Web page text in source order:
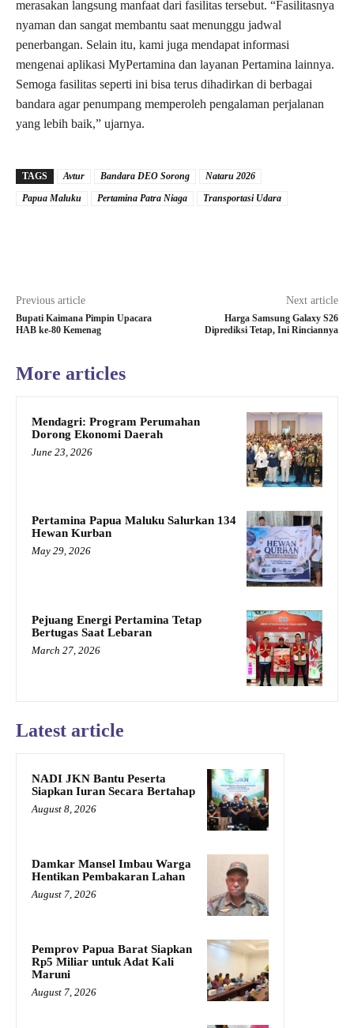
merasakan langsung manfaat dari fasilitas tersebut. “Fasilitasnya
nyaman dan sangat membantu saat menunggu jadwal
penerbangan. Selain itu, kami juga mendapat informasi
mengenai aplikasi MyPertamina dan layanan Pertamina lainnya.
Semoga fasilitas seperti ini bisa terus dihadirkan di berbagai
bandara agar penumpang memperoleh pengalaman perjalanan
yang lebih baik,” ujarnya.
TAGS Avtur Bandara DEO Sorong
Nataru 2026
Papua Maluku
Pertamina Patra Niaga Transportasi Udara
Previous article
Bupati Kaimana Pimpin Upacara
HAB ke-80 Kemenag
Next article
Harga Samsung Galaxy S26
Diprediksi Tetap, Ini Rinciannya
More articles
Mendagri: Program Perumahan
Dorong Ekonomi Daerah
June 23, 2026
Pertamina Papua Maluku Salurkan 134
Hewan Kurban
May 29, 2026
Pejuang Energi Pertamina Tetap
Bertugas Saat Lebaran
March 27, 2026
Latest article
NADI JKN Bantu Peserta
Siapkan Iuran Secara Bertahap
August 8, 2026
Damkar Mansel Imbau Warga
Hentikan Pembakaran Lahan
August 7, 2026
Pemprov Papua Barat Siapkan
Rp5 Miliar untuk Adat Kali
Maruni
August 7, 2026